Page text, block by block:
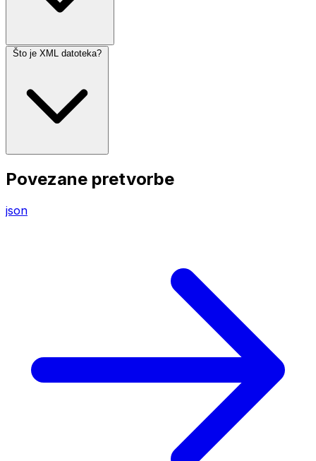
Što je XML datoteka?
Povezane pretvorbe
json